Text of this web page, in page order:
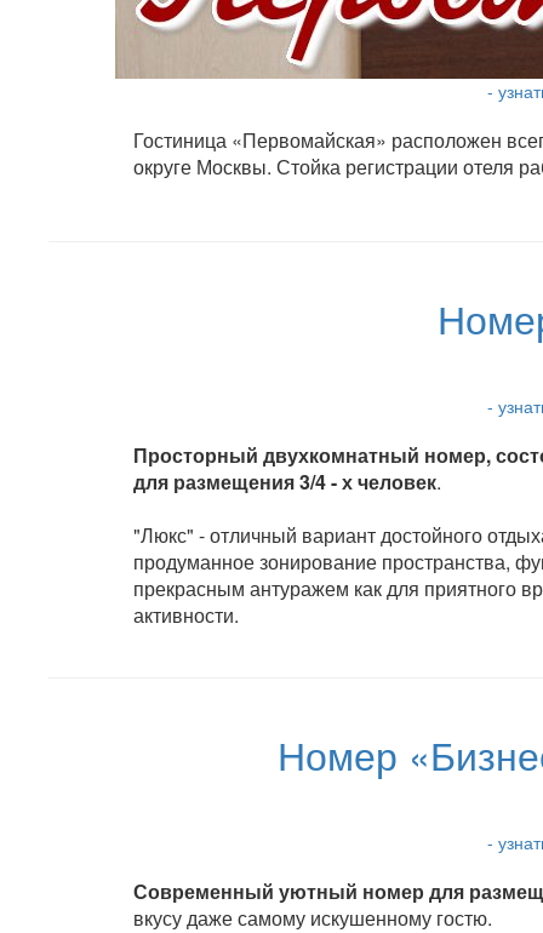
-
Гостиница «Первомайская» расположен
округе Москвы. Стойка регистрации отеля
-
Просторный двухкомнатный номер,
для размещения 3/4 - х человек.
"Люкс" - отличный вариант достойного
продуманное зонирование пространства,
прекрасным антуражем как для приятного
активности.
Номер
-
Современный уютный номер для
вкусу даже самому искушенному гостю.